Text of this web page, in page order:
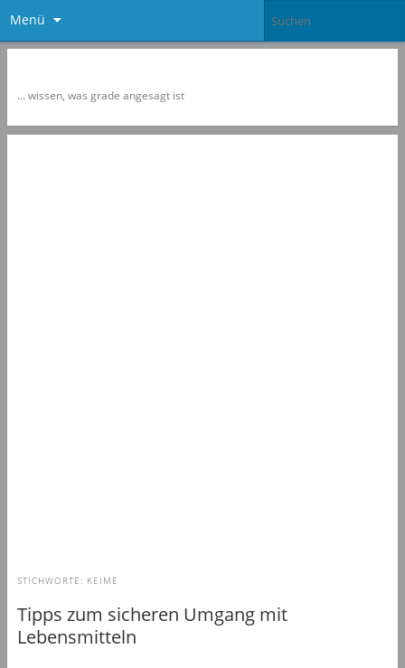
Menü
… wissen, was grade angesagt ist
STICHWORTE: KEIME
Tipps zum sicheren Umgang mit
Lebensmitteln